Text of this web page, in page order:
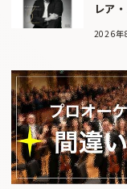
レア
2026年